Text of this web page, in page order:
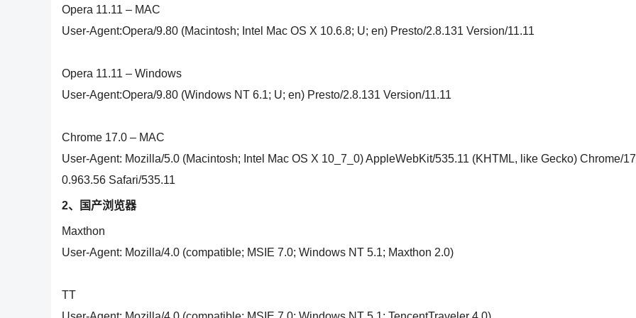
Opera 11.11 – MAC
User-Agent:Opera/9.80 (Macintosh; Intel Mac OS X 10.6.8; U; en) Presto/2.8.131 Version/11.11
Opera 11.11 – Windows
User-Agent:Opera/9.80 (Windows NT 6.1; U; en) Presto/2.8.131 Version/11.11
Chrome 17.0 – MAC
User-Agent: Mozilla/5.0 (Macintosh; Intel Mac OS X 10_7_0) AppleWebKit/535.11 (KHTML, like Gecko) Chrome/
0.963.56 Safari/535.11
2、国产浏览器
Maxthon
User-Agent: Mozilla/4.0 (compatible; MSIE 7.0; Windows NT 5.1; Maxthon 2.0)
TT